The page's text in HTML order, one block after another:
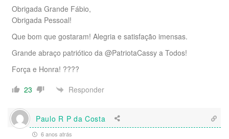
Obrigada Grande Fábio,
Obrigada Pessoal!
Que bom que gostaram! Alegria e satisfação imensas.
Grande abraço patriótico da @PatriotaCassy a Todos!
Força e Honra! ????
23
Responder
Paulo R P da Costa
6 anos atrás